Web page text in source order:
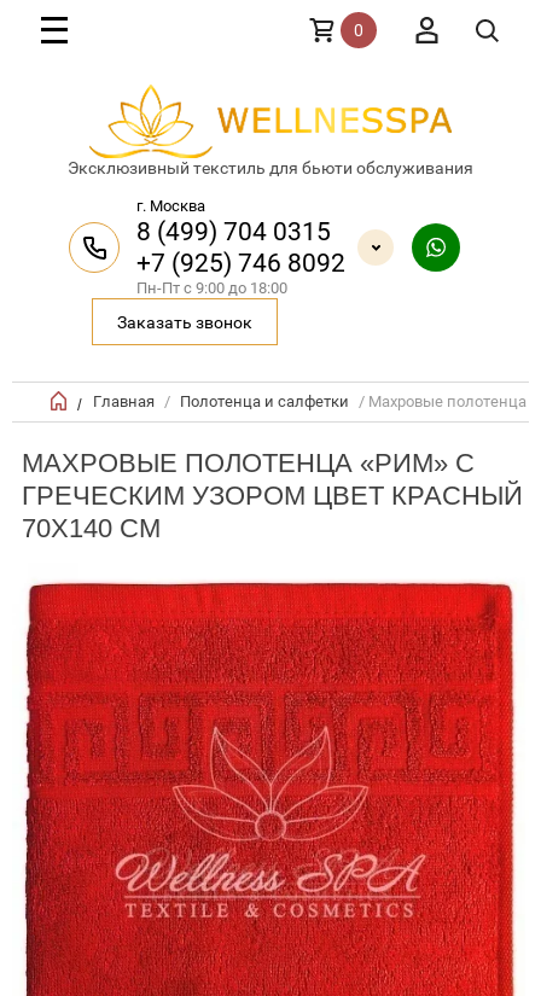
Эксклюзивный текстиль для бьюти обслуживания
г. Москва
8 (499) 704 0315
+7 (925) 746 8092
Пн-Пт с 9:00 до 18:00
Заказать звонок
0
/ Главная / Полотенца и салфетки / Махровые полотенца
МАХРОВЫЕ ПОЛОТЕНЦА «РИМ» С
ГРЕЧЕСКИМ УЗОРОМ ЦВЕТ КРАСНЫЙ
70X140 СМ